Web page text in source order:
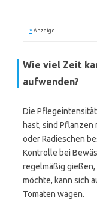
* Anzeige
Wie viel Zeit
aufwenden?
Die
hast, sind
oder Radieschen
Kontrolle bei
regelmäßig
möchte, kann sich
Tomaten wagen.